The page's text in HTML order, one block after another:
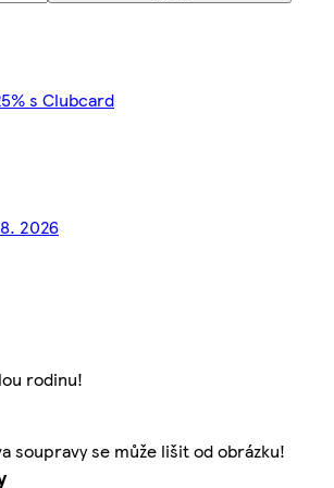
s Clubcard
2026
rodinu!
soupravy se může lišit od obrázku!